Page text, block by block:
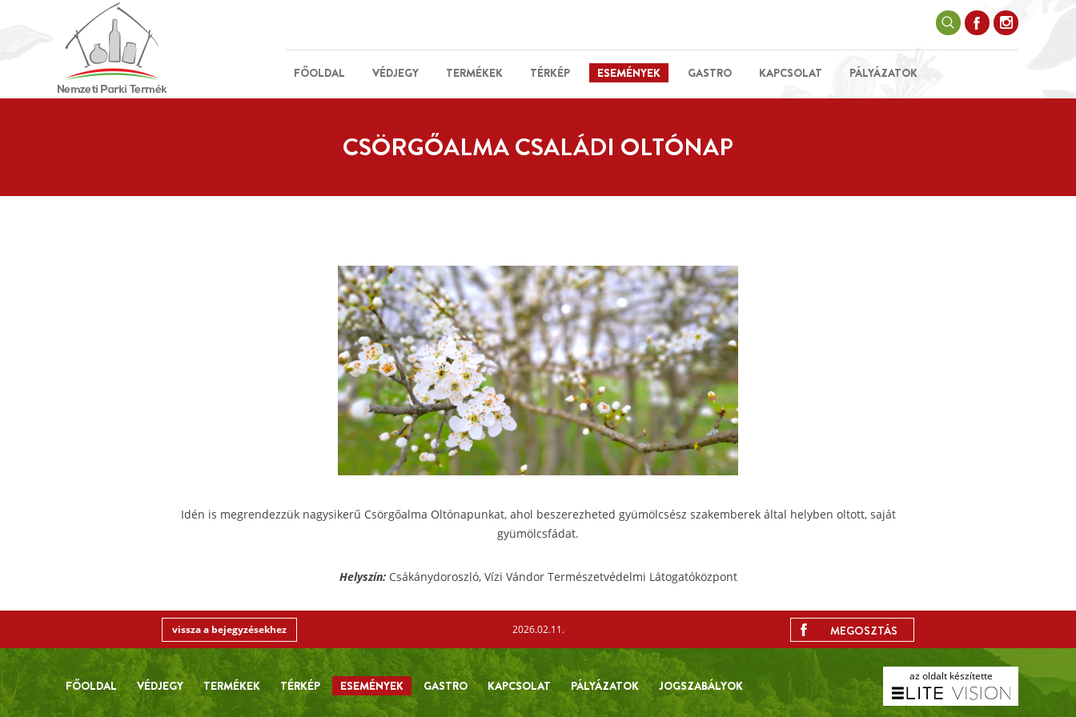
FŐOLDAL VÉDJEGY TERMÉKEK TÉRKÉP ESEMÉNYEK GASTRO KAPCSOLAT PÁLYÁZATOK
CSÖRGŐALMA CSALÁDI OLTÓNAP
Idén is megrendezzük nagysikerű Csörgőalma Oltónapunkat, ahol beszerezheted gyümölcsész szakemberek által helyben oltott, saját
gyümölcsfádat.
Helyszín:Csákánydoroszló, Vízi Vándor Természetvédelmi Látogatóközpont
vissza a bejegyzésekhez 2026.02.11. MEGOSZTÁS
FŐOLDAL VÉDJEGY TERMÉKEK TÉRKÉP ESEMÉNYEK GASTRO KAPCSOLAT PÁLYÁZATOK JOGSZABÁLYOK
az oldalt készítette